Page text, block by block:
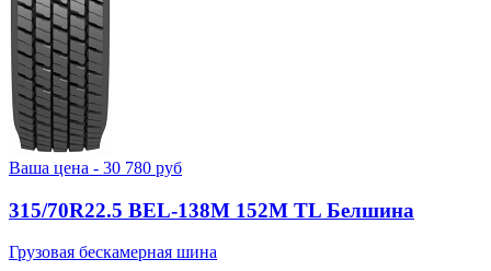
Ваша цена - 30 780 руб
315/70R22.5 BEL-138М 152M TL Белшина
Грузовая бескамерная шина